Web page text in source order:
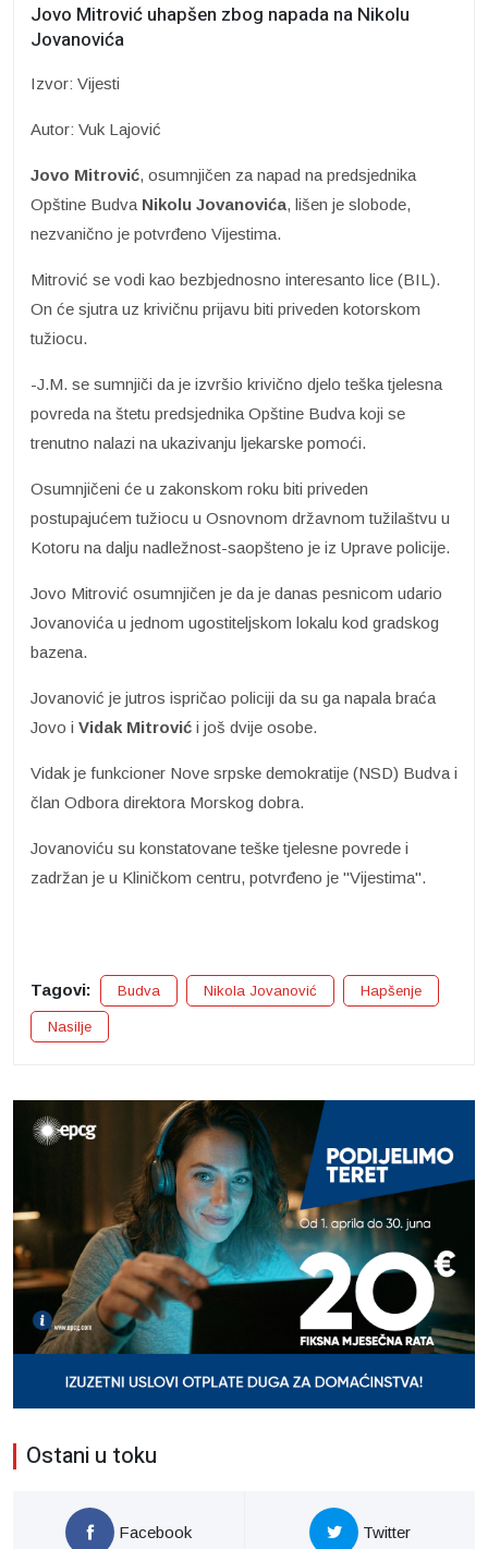
Jovo Mitrović uhapšen zbog napada na Nikolu
Jovanovića
Izvor: Vijesti
Autor: Vuk Lajović
Jovo Mitrović, osumnjičen za napad na predsjednika
Opštine Budva Nikolu Jovanovića, lišen je slobode,
nezvanično je potvrđeno Vijestima.
Mitrović se vodi kao bezbjednosno interesanto lice (BIL).
On će sjutra uz krivičnu prijavu biti priveden kotorskom
tužiocu.
-J.M. se sumnjiči da je izvršio krivično djelo teška tjelesna
povreda na štetu predsjednika Opštine Budva koji se
trenutno nalazi na ukazivanju ljekarske pomoći.
Osumnjičeni će u zakonskom roku biti priveden
postupajućem tužiocu u Osnovnom državnom tužilaštvu u
Kotoru na dalju nadležnost-saopšteno je iz Uprave policije.
Jovo Mitrović osumnjičen je da je danas pesnicom udario
Jovanovića u jednom ugostiteljskom lokalu kod gradskog
bazena.
Jovanović je jutros ispričao policiji da su ga napala braća
Jovo i Vidak Mitrović i još dvije osobe.
Vidak je funkcioner Nove srpske demokratije (NSD) Budva i
član Odbora direktora Morskog dobra.
Jovanoviću su konstatovane teške tjelesne povrede i
zadržan je u Kliničkom centru, potvrđeno je "Vijestima".
Tagovi: Budva Nikola Jovanović Hapšenje
Nasilje
Ostani u toku
Facebook Twitter